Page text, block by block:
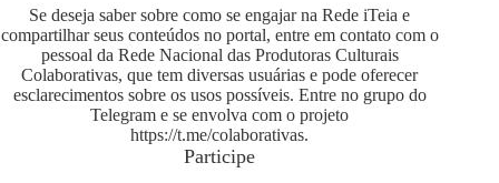
Se deseja saber sobre como se engajar na Rede iTeia e
compartilhar seus conteúdos no portal, entre em contato com o
pessoal da Rede Nacional das Produtoras Culturais
Colaborativas, que tem diversas usuárias e pode oferecer
esclarecimentos sobre os usos possíveis. Entre no grupo do
Telegram e se envolva com o projeto
https://t.me/colaborativas.
Participe